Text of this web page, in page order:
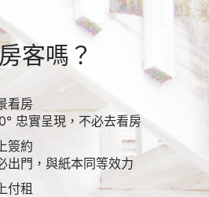
客嗎？
看房
忠實呈現，不必去看房
簽約
出門，與紙本同等效力
付租